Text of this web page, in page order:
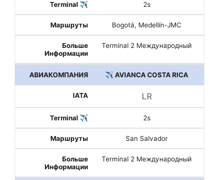
2s
Bogotá, Medellín-JMC
Terminal 2 Международный
✈️ AVIANCA COSTA RICA
LR
2s
San Salvador
Terminal 2 Международный